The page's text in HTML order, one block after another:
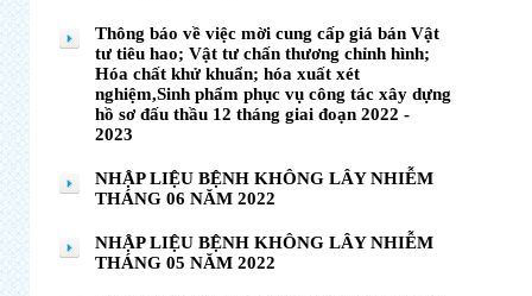
Thông báo về việc mời cung cấp giá bán Vật
tư tiêu hao; Vật tư chấn thương chỉnh hình;
Hóa chất khử khuẩn; hóa xuất xét
nghiệm,Sinh phẩm phục vụ công tác xây dựng
hồ sơ đấu thầu 12 tháng giai đoạn 2022 -
2023
NHẬP LIỆU BỆNH KHÔNG LÂY NHIỄM
THÁNG 06 NĂM 2022
NHẬP LIỆU BỆNH KHÔNG LÂY NHIỄM
THÁNG 05 NĂM 2022